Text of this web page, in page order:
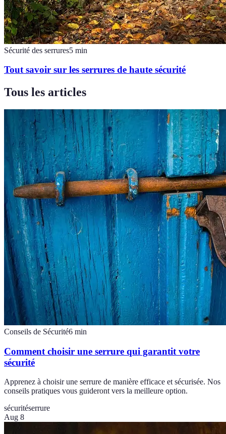
Sécurité des serrures5 min
Tout savoir sur les serrures de haute sécurité
Tous les articles
Conseils de Sécurité6 min
Comment choisir une serrure qui garantit votre
sécurité
Apprenez à choisir une serrure de manière efficace et sécurisée. Nos
conseils pratiques vous guideront vers la meilleure option.
sécuritéserrure
Aug 8